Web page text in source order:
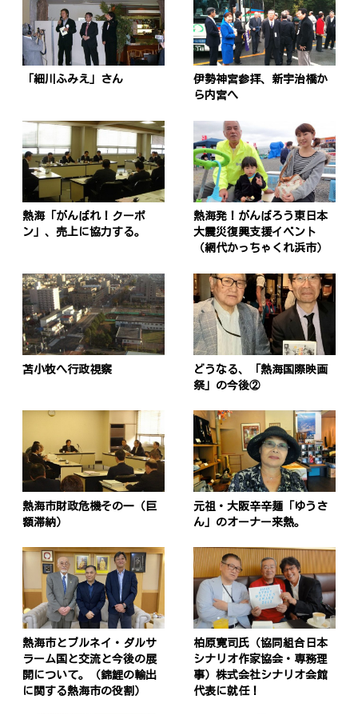
「細川ふみえ」さん
伊勢神宮参拝、新宇治橋か
ら内宮へ
熱海「がんばれ！クーポ
ン」、売上に協力する。
熱海発！がんばろう東日本
大震災復興支援イベント
（網代かっちゃくれ浜市）
苫小牧へ行政視察
どうなる、「熱海国際映画
祭」の今後②
熱海市財政危機その一（巨
額滞納）
元祖・大阪辛辛麺「ゆうさ
ん」のオーナー来熱。
熱海市とブルネイ・ダルサ
ラーム国と交流と今後の展
開について。（錦鯉の輸出
に関する熱海市の役割）
柏原寛司氏（協同組合日本
シナリオ作家協会・専務理
事）株式会社シナリオ会館
代表に就任！